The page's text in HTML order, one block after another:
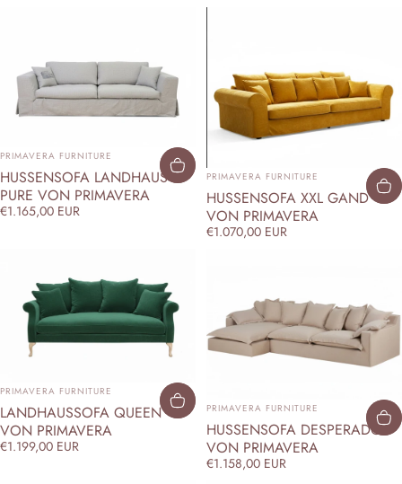
ANBIETER:
PRIMAVERA FURNITURE
HUSSENSOFA LANDHAUS
PURE VON PRIMAVERA
€1.165,00 EUR
ANBIETER:
PRIMAVERA FURNITURE
HUSSENSOFA XXL GAND
VON PRIMAVERA
€1.070,00 EUR
ANBIETER:
PRIMAVERA FURNITURE
LANDHAUSSOFA QUEEN
VON PRIMAVERA
€1.199,00 EUR
ANBIETER:
PRIMAVERA FURNITURE
HUSSENSOFA DESPERADO
VON PRIMAVERA
€1.158,00 EUR